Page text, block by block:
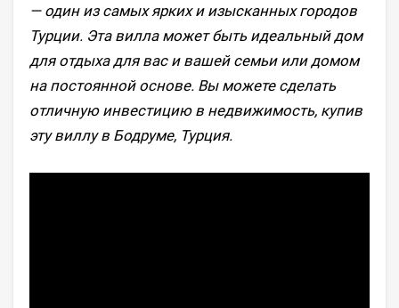
— один из самых ярких и изысканных городов
Турции. Эта вилла может быть идеальный дом
для отдыха для вас и вашей семьи или домом
на постоянной основе. Вы можете сделать
отличную инвестицию в недвижимость, купив
эту виллу в Бодруме, Турция.